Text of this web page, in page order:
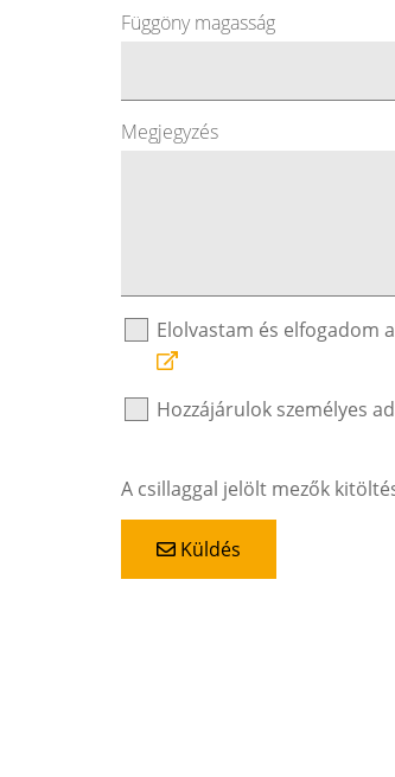
Függöny magasság
Megjegyzés
Elolvastam és elfogadom
Hozzájárulok személyes
A csillaggal jelölt mezők
Küldés